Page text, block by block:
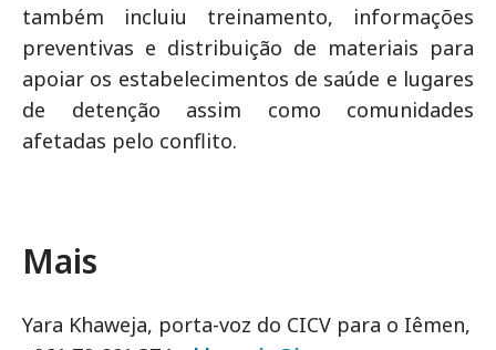
também incluiu treinamento, informações
preventivas e distribuição de materiais para
apoiar os estabelecimentos de saúde e lugares
de detenção assim como comunidades
afetadas pelo conflito.
Mais
Yara Khaweja, porta-voz do CICV para o Iêmen,